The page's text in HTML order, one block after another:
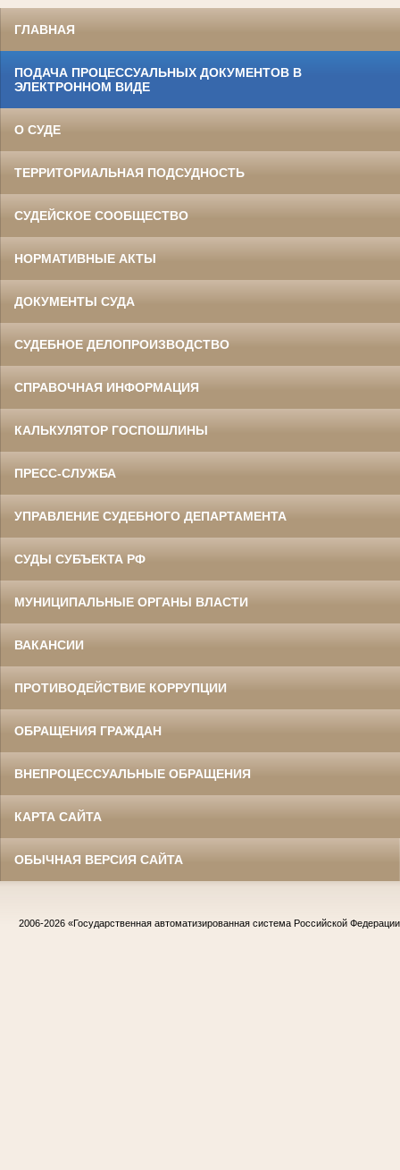
ГЛАВНАЯ
ПОДАЧА ПРОЦЕССУАЛЬНЫХ ДОКУМЕНТОВ В
ЭЛЕКТРОННОМ ВИДЕ
О СУДЕ
ТЕРРИТОРИАЛЬНАЯ ПОДСУДНОСТЬ
СУДЕЙСКОЕ СООБЩЕСТВО
НОРМАТИВНЫЕ АКТЫ
ДОКУМЕНТЫ СУДА
СУДЕБНОЕ ДЕЛОПРОИЗВОДСТВО
СПРАВОЧНАЯ ИНФОРМАЦИЯ
КАЛЬКУЛЯТОР ГОСПОШЛИНЫ
ПРЕСС-СЛУЖБА
УПРАВЛЕНИЕ СУДЕБНОГО ДЕПАРТАМЕНТА
СУДЫ СУБЪЕКТА РФ
МУНИЦИПАЛЬНЫЕ ОРГАНЫ ВЛАСТИ
ВАКАНСИИ
ПРОТИВОДЕЙСТВИЕ КОРРУПЦИИ
ОБРАЩЕНИЯ ГРАЖДАН
ВНЕПРОЦЕССУАЛЬНЫЕ ОБРАЩЕНИЯ
КАРТА САЙТА
ОБЫЧНАЯ ВЕРСИЯ САЙТА
2006-2026 «Государственная автоматизированная система Российской